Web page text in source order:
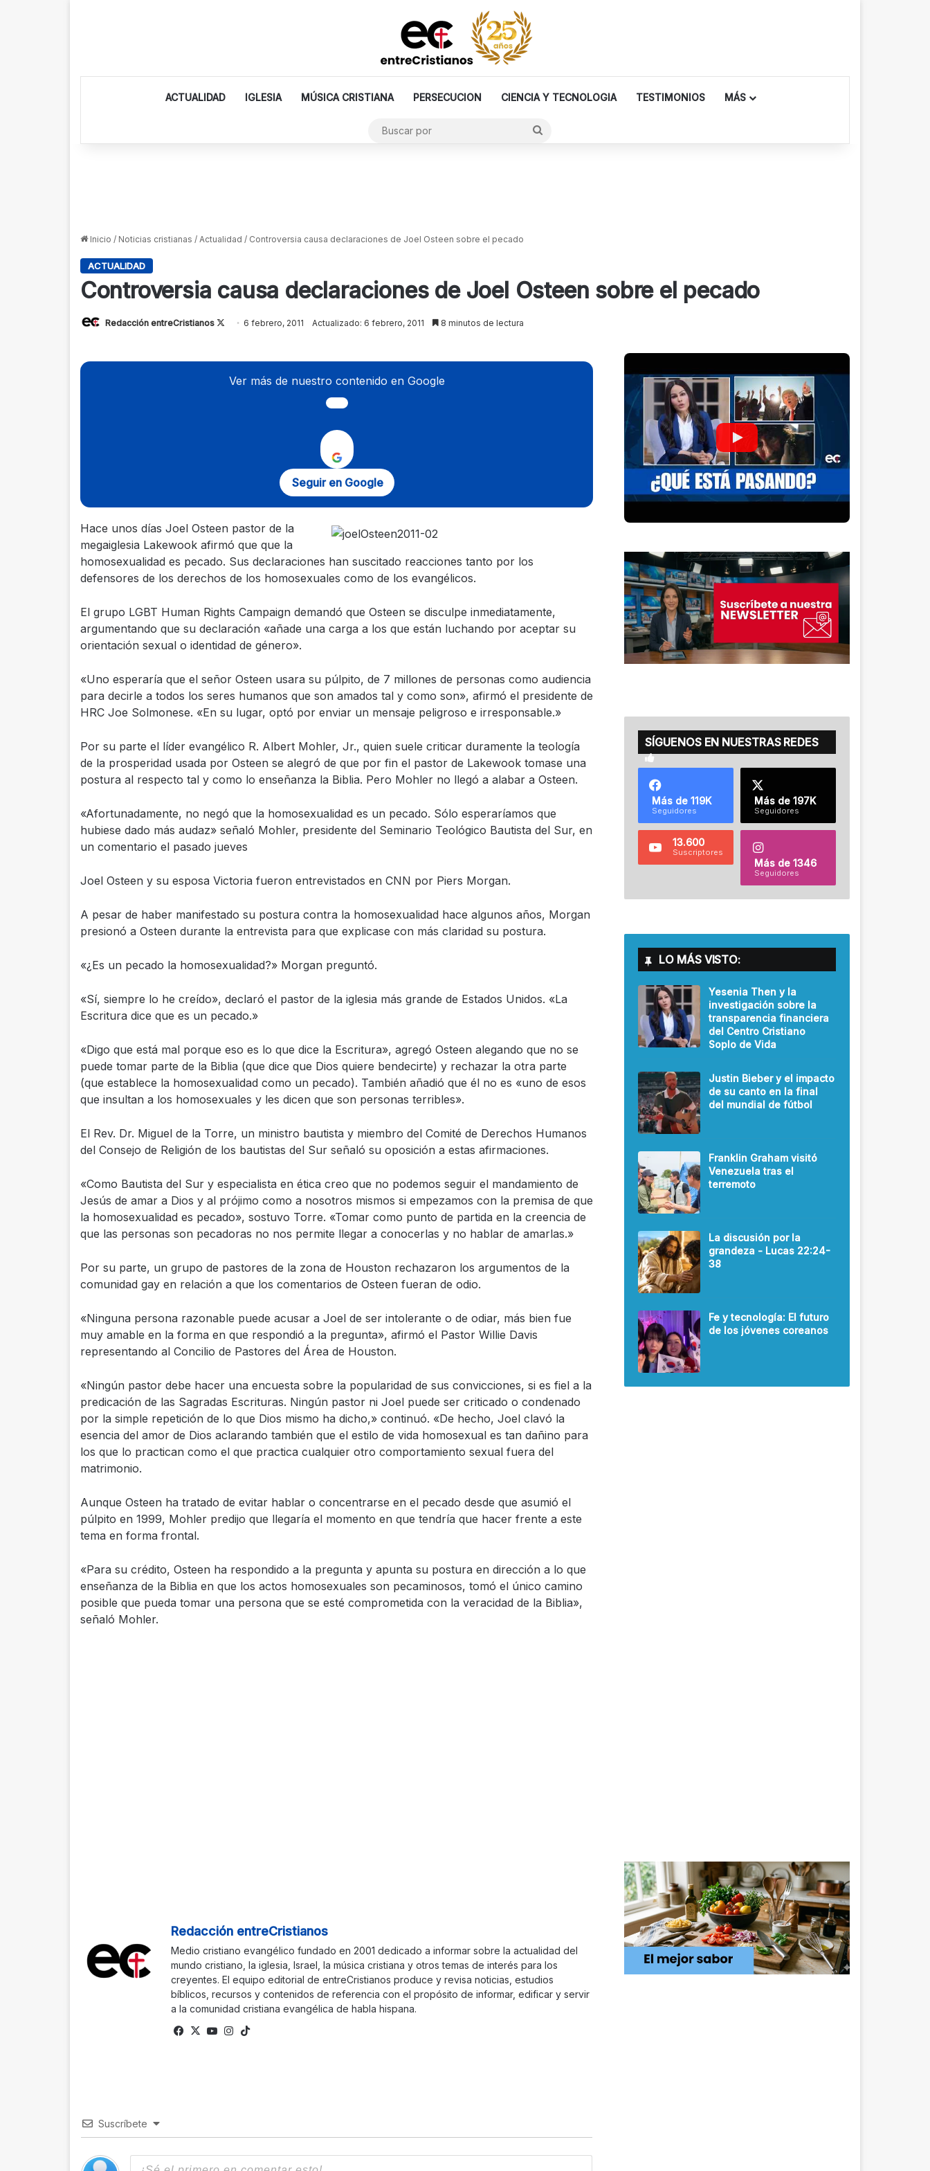
ACTUALIDAD IGLESIA MÚSICA CRISTIANA PERSECUCION CIENCIA Y TECNOLOGIA TESTIMONIOS MÁS
Inicio / Noticias cristianas / Actualidad / Controversia causa declaraciones de Joel Osteen sobre el pecado
ACTUALIDAD
Controversia causa declaraciones de Joel Osteen sobre el pecado
Redacción entreCristianos
Follow6 febrero, 2011 Actualizado: 6 febrero, 2011 8 minutos de lectura
Ver más de nuestro contenido en Google
Seguir en Google
Hace unos días Joel Osteen pastor de la
megaiglesia Lakewook afirmó que que la
homosexualidad es pecado. Sus declaraciones han suscitado reacciones tanto por los
defensores de los derechos de los homosexuales como de los evangélicos.
El grupo LGBT Human Rights Campaign demandó que Osteen se disculpe inmediatamente,
argumentando que su declaración «añade una carga a los que están luchando por aceptar su
orientación sexual o identidad de género».
«Uno esperaría que el señor Osteen usara su púlpito, de 7 millones de personas como audiencia
para decirle a todos los seres humanos que son amados tal y como son», afirmó el presidente de
HRC Joe Solmonese. «En su lugar, optó por enviar un mensaje peligroso e irresponsable.»
Por su parte el líder evangélico R. Albert Mohler, Jr., quien suele criticar duramente la teología
de la prosperidad usada por Osteen se alegró de que por fin el pastor de Lakewook tomase una
postura al respecto tal y como lo enseñanza la Biblia. Pero Mohler no llegó a alabar a Osteen.
«Afortunadamente, no negó que la homosexualidad es un pecado. Sólo esperaríamos que
hubiese dado más audaz» señaló Mohler, presidente del Seminario Teológico Bautista del Sur, en
un comentario el pasado jueves
Joel Osteen y su esposa Victoria fueron entrevistados en CNN por Piers Morgan.
A pesar de haber manifestado su postura contra la homosexualidad hace algunos años, Morgan
presionó a Osteen durante la entrevista para que explicase con más claridad su postura.
«¿Es un pecado la homosexualidad?» Morgan preguntó.
«Sí, siempre lo he creído», declaró el pastor de la iglesia más grande de Estados Unidos. «La
Escritura dice que es un pecado.»
«Digo que está mal porque eso es lo que dice la Escritura», agregó Osteen alegando que no se
puede tomar parte de la Biblia (que dice que Dios quiere bendecirte) y rechazar la otra parte
(que establece la homosexualidad como un pecado). También añadió que él no es «uno de esos
que insultan a los homosexuales y les dicen que son personas terribles».
El Rev. Dr. Miguel de la Torre, un ministro bautista y miembro del Comité de Derechos Humanos
del Consejo de Religión de los bautistas del Sur señaló su oposición a estas afirmaciones.
«Como Bautista del Sur y especialista en ética creo que no podemos seguir el mandamiento de
Jesús de amar a Dios y al prójimo como a nosotros mismos si empezamos con la premisa de que
la homosexualidad es pecado», sostuvo Torre. «Tomar como punto de partida en la creencia de
que las personas son pecadoras no nos permite llegar a conocerlas y no hablar de amarlas.»
Por su parte, un grupo de pastores de la zona de Houston rechazaron los argumentos de la
comunidad gay en relación a que los comentarios de Osteen fueran de odio.
«Ninguna persona razonable puede acusar a Joel de ser intolerante o de odiar, más bien fue
muy amable en la forma en que respondió a la pregunta», afirmó el Pastor Willie Davis
representando al Concilio de Pastores del Área de Houston.
«Ningún pastor debe hacer una encuesta sobre la popularidad de sus convicciones, si es fiel a la
predicación de las Sagradas Escrituras. Ningún pastor ni Joel puede ser criticado o condenado
por la simple repetición de lo que Dios mismo ha dicho,» continuó. «De hecho, Joel clavó la
esencia del amor de Dios aclarando también que el estilo de vida homosexual es tan dañino para
los que lo practican como el que practica cualquier otro comportamiento sexual fuera del
matrimonio.
Aunque Osteen ha tratado de evitar hablar o concentrarse en el pecado desde que asumió el
púlpito en 1999, Mohler predijo que llegaría el momento en que tendría que hacer frente a este
tema en forma frontal.
«Para su crédito, Osteen ha respondido a la pregunta y apunta su postura en dirección a lo que
enseñanza de la Biblia en que los actos homosexuales son pecaminosos, tomó el único camino
posible que pueda tomar una persona que se esté comprometida con la veracidad de la Biblia»,
señaló Mohler.
Redacción entreCristianos
Medio cristiano evangélico fundado en 2001 dedicado a informar sobre la actualidad del
mundo cristiano, la iglesia, Israel, la música cristiana y otros temas de interés para los
creyentes. El equipo editorial de entreCristianos produce y revisa noticias, estudios
bíblicos, recursos y contenidos de referencia con el propósito de informar, edificar y servir
a la comunidad cristiana evangélica de habla hispana.
Fa
X
Yo Ins
Suscríbete
SÍGUENOS EN NUESTRAS REDES
Más de 119K
Seguidores
Más de 197K
Seguidores
13.600
Suscriptores
Más de 1346
Seguidores
LO MÁS VISTO:
Yesenia Then y la
investigación sobre la
transparencia financiera
del Centro Cristiano
Soplo de Vida
Justin Bieber y el impacto
de su canto en la final
del mundial de fútbol
Franklin Graham visitó
Venezuela tras el
terremoto
La discusión por la
grandeza - Lucas 22:24-
38
Fe y tecnología: El futuro
de los jóvenes coreanos